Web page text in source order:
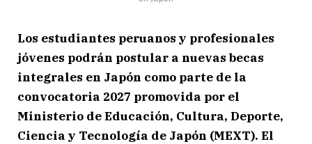
Los estudiantes peruanos y profesionales
jóvenes podrán postular a nuevas becas
integrales en Japón como parte de la
convocatoria 2027 promovida por el
Ministerio de Educación, Cultura, Deporte,
Ciencia y Tecnología de Japón (MEXT). El